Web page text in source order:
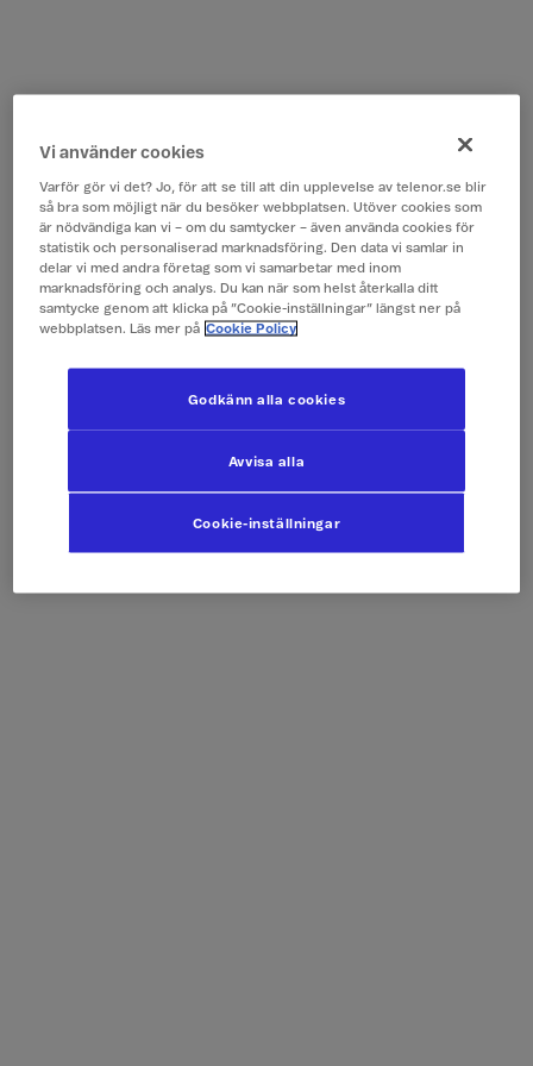
Vi använder cookies
Varför gör vi det? Jo, för att se till att din upplevelse av telenor.se blir
så bra som möjligt när du besöker webbplatsen. Utöver cookies som
är nödvändiga kan vi – om du samtycker – även använda cookies för
statistik och personaliserad marknadsföring. Den data vi samlar in
delar vi med andra företag som vi samarbetar med inom
marknadsföring och analys. Du kan när som helst återkalla ditt
samtycke genom att klicka på ”Cookie-inställningar” längst ner på
webbplatsen. Läs mer på Cookie Policy
Cookie-inställningar
Avvisa alla
Godkänn alla cookies